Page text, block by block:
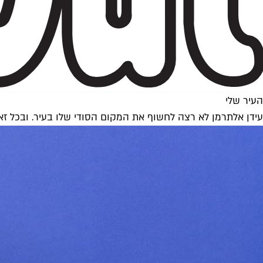
העיר שלי
עידן אלתרמן לא רצה לחשוף את המקום הסודי שלו בעיר. ובכל